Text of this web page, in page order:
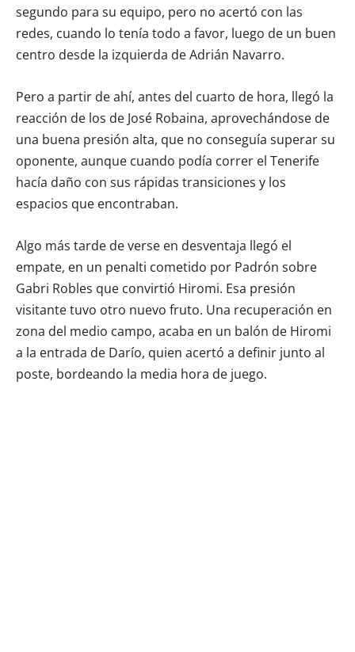
segundo para su equipo, pero no acertó con las
redes, cuando lo tenía todo a favor, luego de un buen
centro desde la izquierda de Adrián Navarro.
Pero a partir de ahí, antes del cuarto de hora, llegó la
reacción de los de José Robaina, aprovechándose de
una buena presión alta, que no conseguía superar su
oponente, aunque cuando podía correr el Tenerife
hacía daño con sus rápidas transiciones y los
espacios que encontraban.
Algo más tarde de verse en desventaja llegó el
empate, en un penalti cometido por Padrón sobre
Gabri Robles que convirtió Hiromi. Esa presión
visitante tuvo otro nuevo fruto. Una recuperación en
zona del medio campo, acaba en un balón de Hiromi
a la entrada de Darío, quien acertó a definir junto al
poste, bordeando la media hora de juego.